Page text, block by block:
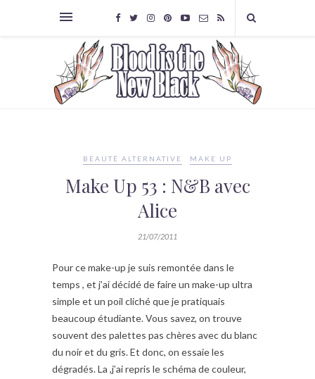
BEAUTÉ ALTERNATIVE MAKE UP
Make Up 53 : N&B avec
Alice
21/07/2011
Pour ce make-up je suis remontée dans le
temps , et j’ai décidé de faire un make-up ultra
simple et un poil cliché que je pratiquais
beaucoup étudiante. Vous savez, on trouve
souvent des palettes pas chères avec du blanc
du noir et du gris. Et donc, on essaie les
dégradés. La ,j’ai repris le schéma de couleur,